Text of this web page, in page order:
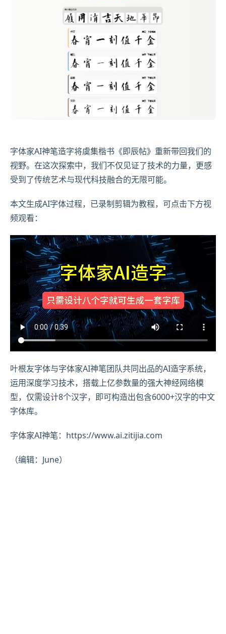
字体家AI神笔造字将虞集楷书《即辰帖》重新带回我们的
视野。在这次探索中，我们不仅见证了技术的力量，更感
受到了传统艺术与现代科技融合的无限可能。
本文生成AI字体过程，已录制剪辑为教程，可点击下方视
频观看：
叶根友字体与字体家AI神笔团队共同出品的AI造字系统，
运用深度学习技术，搭载上亿参数量的强大神经网络模
型，仅需设计8个汉字，即可构造出包含6000+汉字的中文
字体库。
字体家AI神笔：https://www.ai.zitijia.com
（编辑：June）​​​​​​​​​​​​​​​​